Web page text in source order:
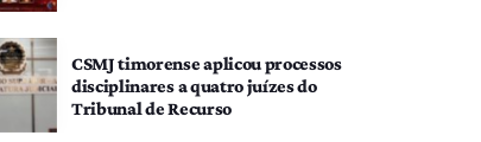
CSMJ timorense aplicou processos
disciplinares a quatro juízes do
Tribunal de Recurso